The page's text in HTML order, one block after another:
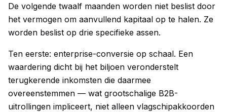
De volgende twaalf maanden worden niet beslist door
het vermogen om aanvullend kapitaal op te halen. Ze
worden beslist op drie specifieke assen.
Ten eerste: enterprise-conversie op schaal. Een
waardering dicht bij het biljoen veronderstelt
terugkerende inkomsten die daarmee
overeenstemmen — wat grootschalige B2B-
uitrollingen impliceert, niet alleen vlagschipakkoorden